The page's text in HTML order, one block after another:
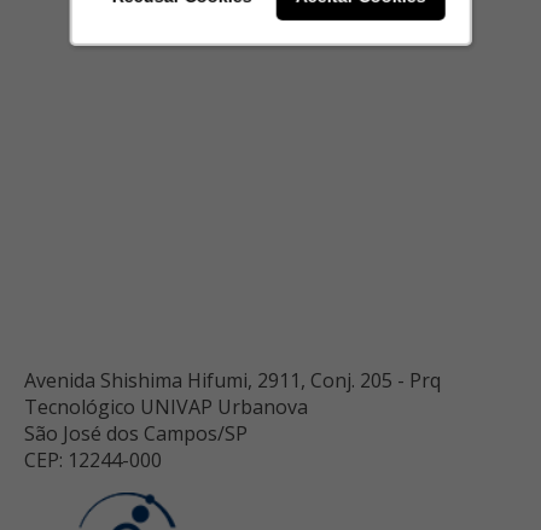
Avenida Shishima Hifumi, 2911, Conj. 205 - Prq
Tecnológico UNIVAP Urbanova
São José dos Campos/SP
CEP: 12244-000